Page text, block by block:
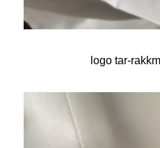
logo tar-